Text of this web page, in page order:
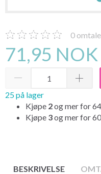
0
71,95 NOK
25 på lager
Kjøpe 2og mer for
Kjøpe 3og mer for
BESKRIVELSE